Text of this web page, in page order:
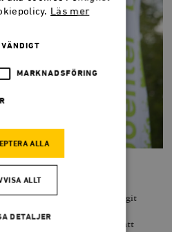
enda riksdagsparti som tagit
allvar att den föreslagits i
Vad som gör frågan svår är att
Läs mer
MARKNADSFÖRING
ALLA
ALLT
DETALJER